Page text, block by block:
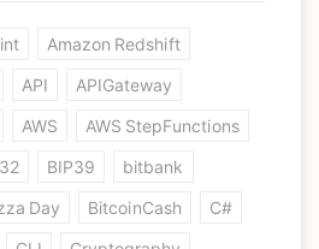
Amazon Redshift
API
APIGateway
AWS
AWS StepFunctions
BIP39
bitbank
Day BitcoinCash
C#